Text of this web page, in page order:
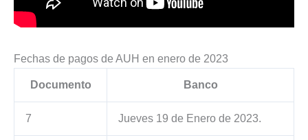
Fechas de pagos de AUH en enero de 2023
Documento Banco
7 Jueves 19 de Enero de 2023.